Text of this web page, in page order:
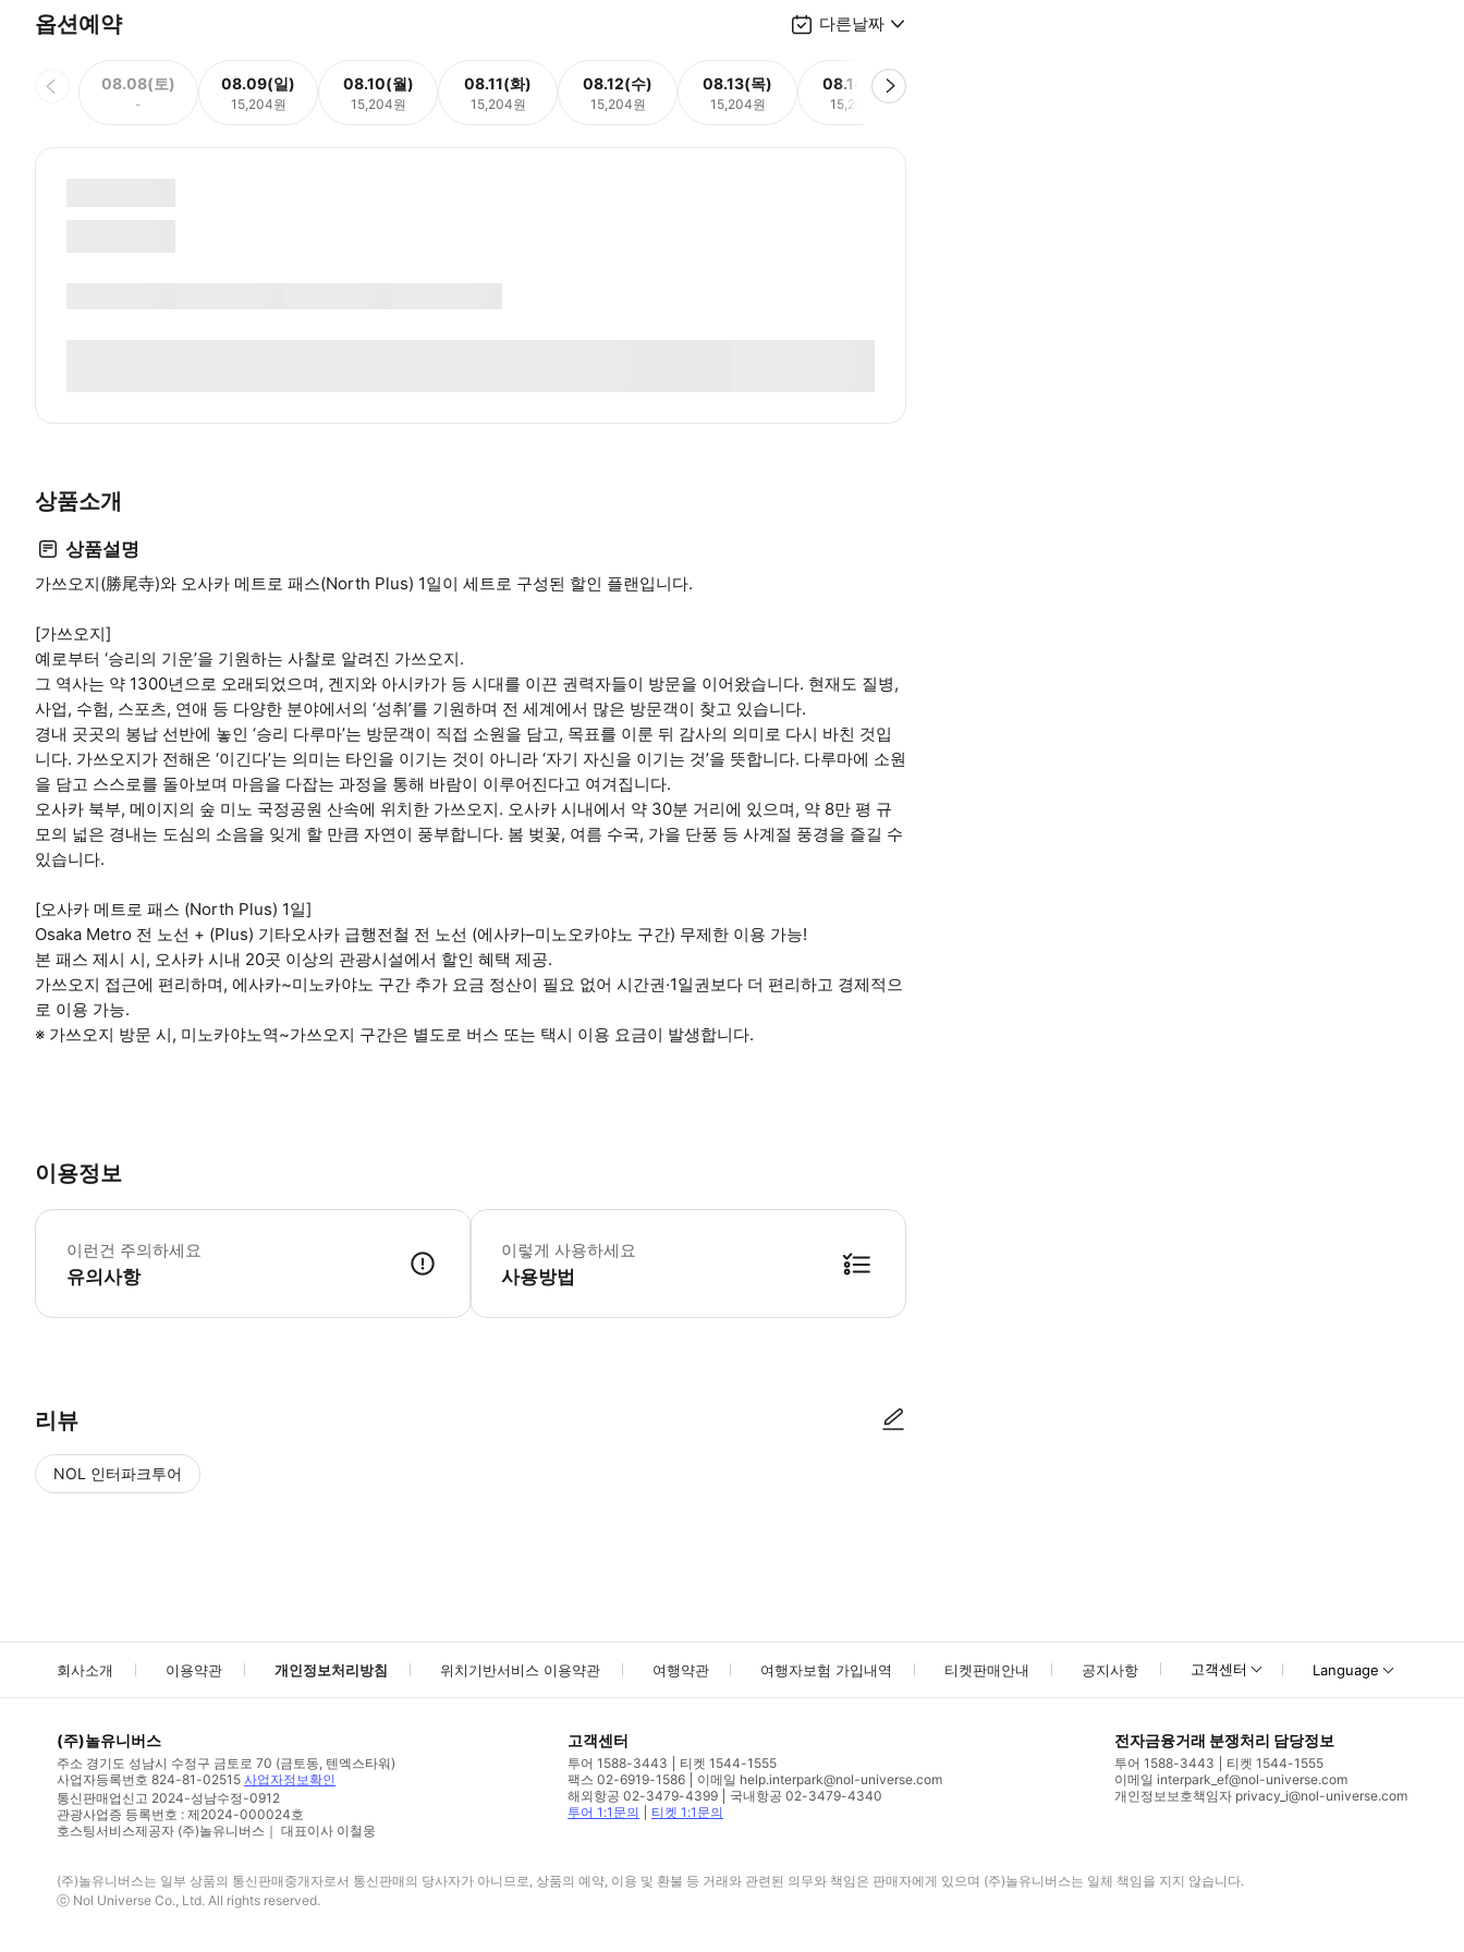
옵션예약 다른날짜
08.08(토)
-
08.09(일)
15,204원
08.10(월)
15,204원
08.11(화)
15,204원
08.12(수)
15,204원
08.13(목)
15,204원
08.14(금)
15,204원
상품소개
상품설명
가쓰오지(勝尾寺)와 오사카 메트로 패스(North Plus) 1일이 세트로 구성된 할인 플랜입니다.
[가쓰오지]
예로부터 ‘승리의 기운’을 기원하는 사찰로 알려진 가쓰오지.
그 역사는 약 1300년으로 오래되었으며, 겐지와 아시카가 등 시대를 이끈 권력자들이 방문을 이어왔습니다. 현재도 질병,
사업, 수험, 스포츠, 연애 등 다양한 분야에서의 ‘성취’를 기원하며 전 세계에서 많은 방문객이 찾고 있습니다.
경내 곳곳의 봉납 선반에 놓인 ‘승리 다루마’는 방문객이 직접 소원을 담고, 목표를 이룬 뒤 감사의 의미로 다시 바친 것입
니다. 가쓰오지가 전해온 ‘이긴다’는 의미는 타인을 이기는 것이 아니라 ‘자기 자신을 이기는 것’을 뜻합니다. 다루마에 소원
을 담고 스스로를 돌아보며 마음을 다잡는 과정을 통해 바람이 이루어진다고 여겨집니다.
오사카 북부, 메이지의 숲 미노 국정공원 산속에 위치한 가쓰오지. 오사카 시내에서 약 30분 거리에 있으며, 약 8만 평 규
모의 넓은 경내는 도심의 소음을 잊게 할 만큼 자연이 풍부합니다. 봄 벚꽃, 여름 수국, 가을 단풍 등 사계절 풍경을 즐길 수
있습니다.
[오사카 메트로 패스 (North Plus) 1일]
Osaka Metro 전 노선 + (Plus) 기타오사카 급행전철 전 노선 (에사카–미노오카야노 구간) 무제한 이용 가능!
본 패스 제시 시, 오사카 시내 20곳 이상의 관광시설에서 할인 혜택 제공.
가쓰오지 접근에 편리하며, 에사카~미노카야노 구간 추가 요금 정산이 필요 없어 시간권·1일권보다 더 편리하고 경제적으
로 이용 가능.
※ 가쓰오지 방문 시, 미노카야노역~가쓰오지 구간은 별도로 버스 또는 택시 이용 요금이 발생합니다.
이용정보
이런건 주의하세요
유의사항
[가쓰오지] ※ 운영시간은 날짜에 따라 변동될 수 있으므로, 이용 전 영업시간 및 휴무일 등을 사전에 확인하시기 바랍니다. ※ 입장 접수 마감은 종료 시간
이렇게 사용하세요
사용방법
리뷰
NOL 인터파크투어
회사소개 이용약관 개인정보처리방침 위치기반서비스 이용약관 여행약관 여행자보험 가입내역 티켓판매안내 공지사항 고객센터 Language
(주)놀유니버스
주소 경기도 성남시 수정구 금토로 70 (금토동, 텐엑스타워)
사업자등록번호 824-81-02515 사업자정보확인
통신판매업신고 2024-성남수정-0912
관광사업증 등록번호 : 제2024-000024호
호스팅서비스제공자 (주)놀유니버스｜ 대표이사 이철웅
고객센터
투어 1588-3443
티켓 1544-1555
팩스 02-6919-1586
이메일 help.interpark@nol-universe.com
해외항공 02-3479-4399
국내항공 02-3479-4340
투어 1:1문의
티켓 1:1문의
전자금융거래 분쟁처리 담당정보
투어 1588-3443
티켓 1544-1555
이메일 interpark_ef@nol-universe.com
개인정보보호책임자 privacy_i@nol-universe.com
(주)놀유니버스는 일부 상품의 통신판매중개자로서 통신판매의 당사자가 아니므로, 상품의 예약, 이용 및 환불 등 거래와 관련된 의무와 책임은 판매자에게 있으며 (주)놀유니버스는 일체 책임을 지지 않습니다.
ⓒ Nol Universe Co., Ltd. All rights reserved.